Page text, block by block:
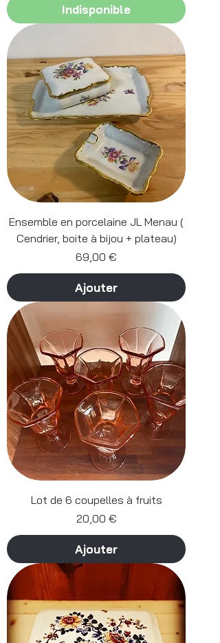
Indisponible
Ensemble en porcelaine JL Menau (
Cendrier, boite à bijou + plateau)
Prix
69,00 €
Ajouter
Lot de 6 coupelles à fruits
Prix
20,00 €
Ajouter